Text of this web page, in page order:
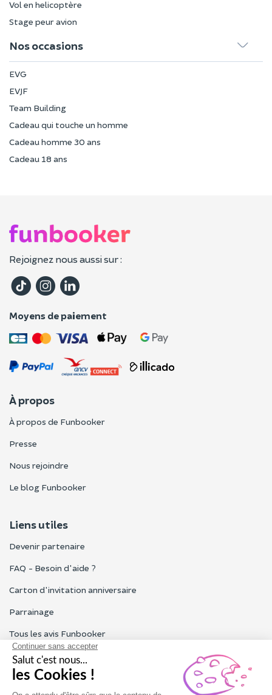
Vol en helicoptère
Stage peur avion
Nos occasions
EVG
EVJF
Team Building
Cadeau qui touche un homme
Cadeau homme 30 ans
Cadeau 18 ans
Rejoignez nous aussi sur :
Moyens de paiement
À propos
À propos de Funbooker
Presse
Nous rejoindre
Le blog Funbooker
Liens utiles
Devenir partenaire
FAQ - Besoin d'aide ?
Carton d'invitation anniversaire
Parrainage
Tous les avis Funbooker
Particuliers, entreprises, professionnels
Notre service client est ouvert du lundi au vendredi de 9h à 18h